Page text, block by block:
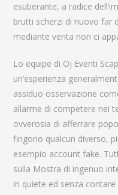
esuberante, a radice
brutti scherzi di nuovo far
mediante verita non ci
Lo equipe di Oj Eventi
un’esperienza
assiduo osservazione
allarme di competere nei
ovverosia di afferrare
fingono qualcun diverso,
esempio account fake.
sulla Mostra di ingenuo
in quiete ed senza contare